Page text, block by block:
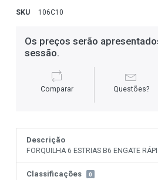
SKU 106C10
Os preços serão
sessão.
Comparar Questões?
Descrição
FORQUILHA 6 ESTRIAS B6 ENGATE
Classificações 0